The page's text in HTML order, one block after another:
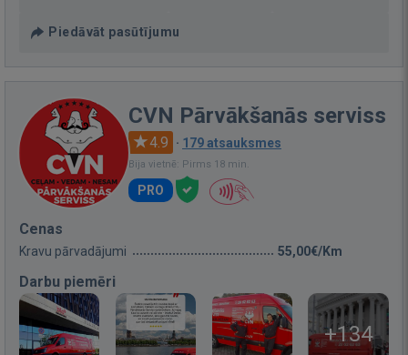
Piedāvāt pasūtījumu
CVN Pārvākšanās serviss
4.9 · 179 atsauksmes
Bija vietnē: Pirms 18 min.
PRO
Cenas
Kravu pārvadājumi 55,00€/Km
Darbu piemēri
+134